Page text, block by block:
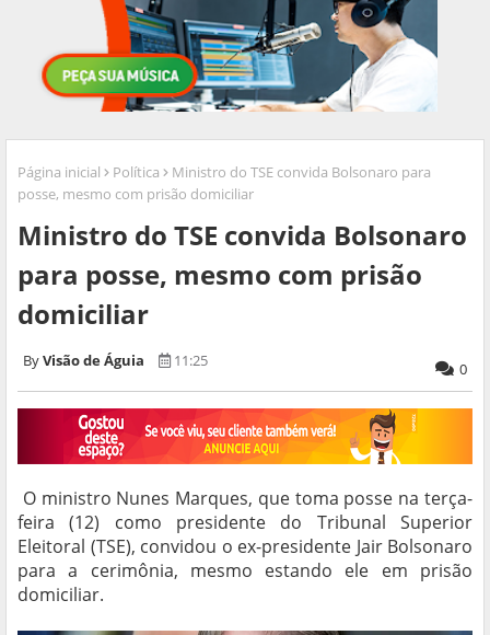
Página inicial Política
Ministro do TSE convida Bolsonaro para
posse, mesmo com prisão domiciliar
Ministro do TSE convida Bolsonaro
para posse, mesmo com prisão
domiciliar
Visão de Águia 11:25 0
O ministro Nunes Marques, que toma posse na terça-
feira (12) como presidente do Tribunal Superior
Eleitoral (TSE), convidou o ex-presidente Jair Bolsonaro
para a cerimônia, mesmo estando ele em prisão
domiciliar.